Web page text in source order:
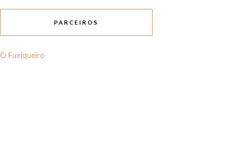
PARCEIROS
O Fuxiqueiro